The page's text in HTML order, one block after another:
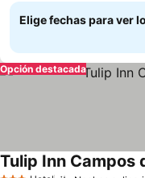
Elige fechas para ver
Opción destacada
Tulip Inn Campos